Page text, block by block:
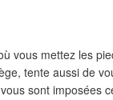
vous mettez les
tente aussi de
sont imposées